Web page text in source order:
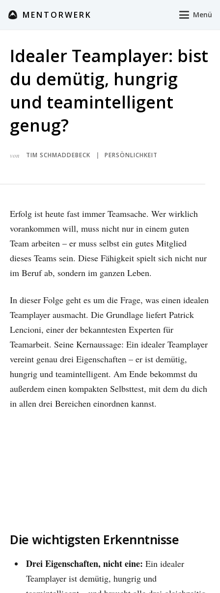
MENTORWERK Menü
Idealer Teamplayer: bist
du demütig, hungrig
und teamintelligent
genug?
von TIM SCHMADDEBECK PERSÖNLICHKEIT
Erfolg ist heute fast immer Teamsache. Wer wirklich
vorankommen will, muss nicht nur in einem guten
Team arbeiten – er muss selbst ein gutes Mitglied
dieses Teams sein. Diese Fähigkeit spielt sich nicht nur
im Beruf ab, sondern im ganzen Leben.
In dieser Folge geht es um die Frage, was einen idealen
Teamplayer ausmacht. Die Grundlage liefert Patrick
Lencioni, einer der bekanntesten Experten für
Teamarbeit. Seine Kernaussage: Ein idealer Teamplayer
vereint genau drei Eigenschaften – er ist demütig,
hungrig und teamintelligent. Am Ende bekommst du
außerdem einen kompakten Selbsttest, mit dem du dich
in allen drei Bereichen einordnen kannst.
Die wichtigsten Erkenntnisse
Drei Eigenschaften, nicht eine: Ein idealer
Teamplayer ist demütig, hungrig und